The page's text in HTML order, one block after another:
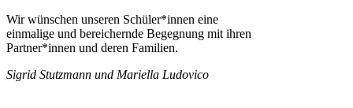
Wir wünschen unseren Schüler*innen eine
einmalige und bereichernde Begegnung mit ihren
Partner*innen und deren Familien.
Sigrid Stutzmann und Mariella Ludovico